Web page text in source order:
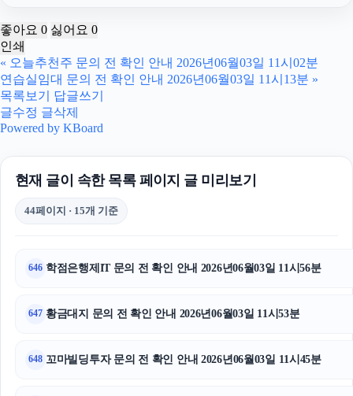
이혼전문변호사
대구이혼전문변호사
좋아요 0 싫어요 0
인쇄
« 오늘추천주 문의 전 확인 안내 2026년06월03일 11시02분
연습실임대 문의 전 확인 안내 2026년06월03일 11시13분 »
목록보기
답글쓰기
글수정 글삭제
Powered by KBoard
현재 글이 속한 목록 페이지 글 미리보기
44페이지 · 15개 기준
646 학점은행제IT 문의 전 확인 안내 2026년06월03일 11시56분
647 황금대지 문의 전 확인 안내 2026년06월03일 11시53분
648 꼬마빌딩투자 문의 전 확인 안내 2026년06월03일 11시45분